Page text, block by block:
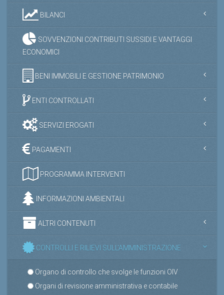
BILANCI
SOVVENZIONI CONTRIBUTI SUSSIDI E VANTAGGI
ECONOMICI
BENI IMMOBILI E GESTIONE PATRIMONIO
ENTI CONTROLLATI
SERVIZI EROGATI
PAGAMENTI
PROGRAMMA INTERVENTI
INFORMAZIONI AMBIENTALI
ALTRI CONTENUTI
CONTROLLI E RILIEVI SULL'AMMINISTRAZIONE
Organo di controllo che svolge le funzioni OIV
Organi di revisione amministrativa e contabile